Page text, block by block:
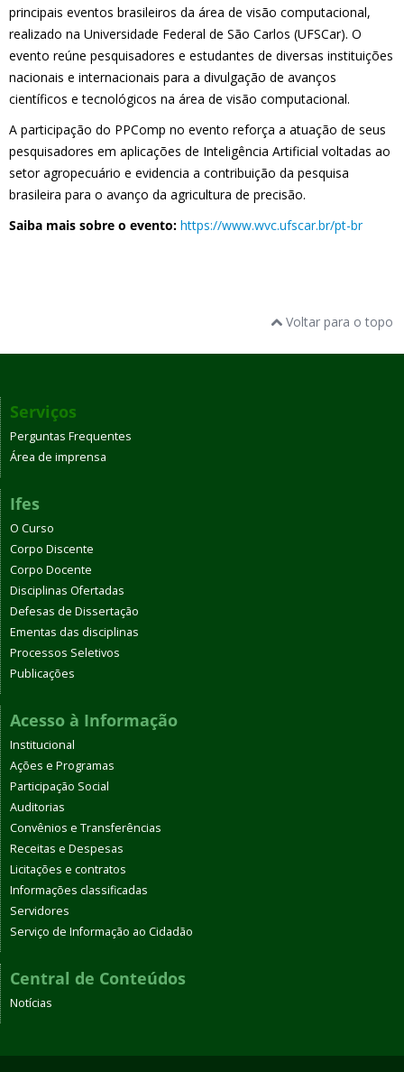
principais eventos brasileiros da área de visão computacional,
realizado na Universidade Federal de São Carlos (UFSCar). O
evento reúne pesquisadores e estudantes de diversas instituições
nacionais e internacionais para a divulgação de avanços
científicos e tecnológicos na área de visão computacional.
A participação do PPComp no evento reforça a atuação de seus
pesquisadores em aplicações de Inteligência Artificial voltadas ao
setor agropecuário e evidencia a contribuição da pesquisa
brasileira para o avanço da agricultura de precisão.
Saiba mais sobre o evento: https://www.wvc.ufscar.br/pt-br
Voltar para o topo
Serviços
Perguntas Frequentes
Área de imprensa
Ifes
O Curso
Corpo Discente
Corpo Docente
Disciplinas Ofertadas
Defesas de Dissertação
Ementas das disciplinas
Processos Seletivos
Publicações
Acesso à Informação
Institucional
Ações e Programas
Participação Social
Auditorias
Convênios e Transferências
Receitas e Despesas
Licitações e contratos
Informações classificadas
Servidores
Serviço de Informação ao Cidadão
Central de Conteúdos
Notícias